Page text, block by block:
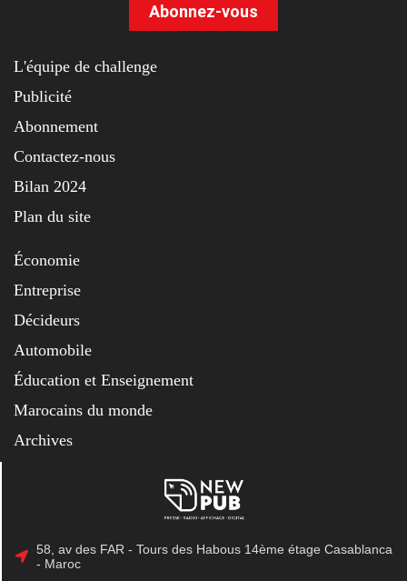
Abonnez-vous
L'équipe de challenge
Publicité
Abonnement
Contactez-nous
Bilan 2024
Plan du site
Économie
Entreprise
Décideurs
Automobile
Éducation et Enseignement
Marocains du monde
Archives
58, av des FAR - Tours des Habous 14ème étage Casablanca
- Maroc